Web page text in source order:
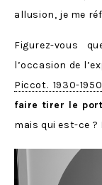
allusion, je me
Figurez-vous
l’occasion de
Piccot. 1930-1950
faire tirer le
mais qui est-ce ?